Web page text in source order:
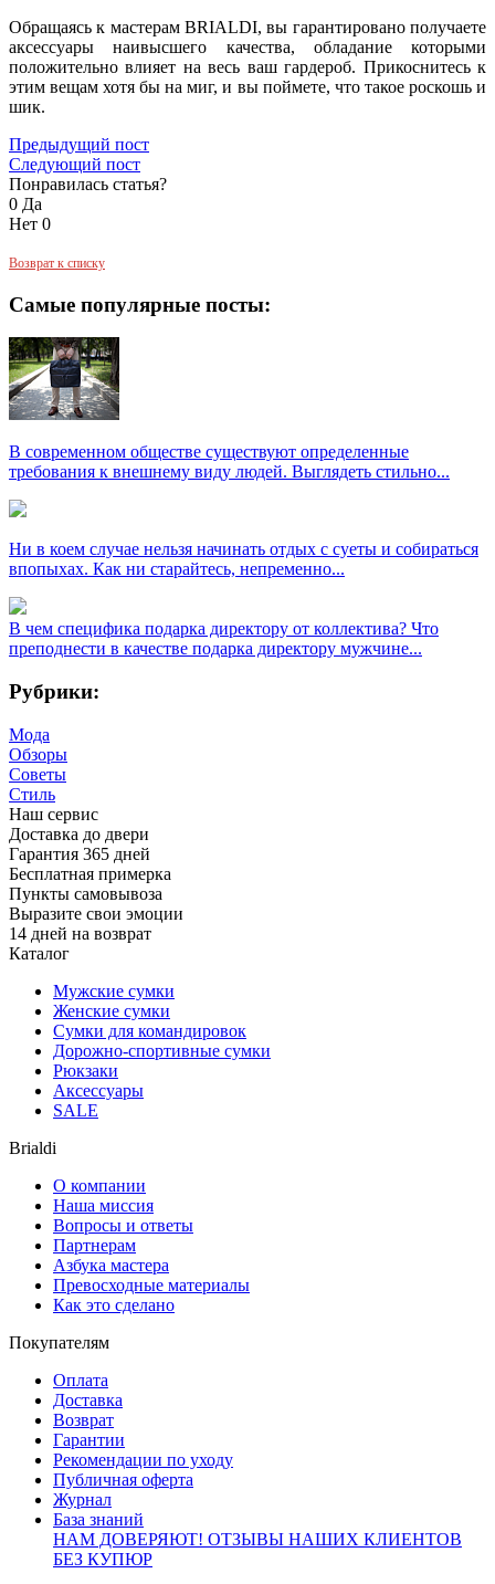
Обращаясь к мастерам BRIALDI, вы гарантировано получаете
аксессуары наивысшего качества, обладание которыми
положительно влияет на весь ваш гардероб. Прикоснитесь к
этим вещам хотя бы на миг, и вы поймете, что такое роскошь и
шик.
Предыдущий пост
Следующий пост
Понравилась статья?
0 Да
Нет 0
Возврат к списку
Самые популярные посты:
В современном обществе существуют определенные
требования к внешнему виду людей. Выглядеть стильно...
Ни в коем случае нельзя начинать отдых с суеты и собираться
впопыхах. Как ни старайтесь, непременно...
В чем специфика подарка директору от коллектива? Что
преподнести в качестве подарка директору мужчине...
Рубрики:
Мода
Обзоры
Советы
Стиль
Наш сервис
Доставка до двери
Гарантия 365 дней
Бесплатная примерка
Пункты самовывоза
Выразите свои эмоции
14 дней на возврат
Каталог
Мужские сумки
Женские сумки
Сумки для командировок
Дорожно-спортивные сумки
Рюкзаки
Аксессуары
SALE
Brialdi
О компании
Наша миссия
Вопросы и ответы
Партнерам
Азбука мастера
Превосходные материалы
Как это сделано
Покупателям
Оплата
Доставка
Возврат
Гарантии
Рекомендации по уходу
Публичная оферта
Журнал
База знаний
НАМ ДОВЕРЯЮТ! ОТЗЫВЫ НАШИХ КЛИЕНТОВ
БЕЗ КУПЮР